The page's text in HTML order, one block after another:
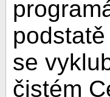
se
čistém